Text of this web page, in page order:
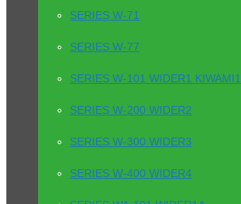
SERIES W-71
SERIES W-77
SERIES W-101 WIDER1 KIWAMI1
SERIES W-200 WIDER2
SERIES W-300 WIDER3
SERIES W-400 WIDER4